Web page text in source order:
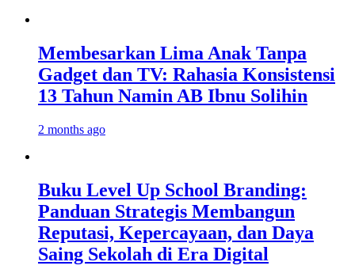
Membesarkan Lima Anak Tanpa
Gadget dan TV: Rahasia Konsistensi
13 Tahun Namin AB Ibnu Solihin
2 months ago
Buku Level Up School Branding:
Panduan Strategis Membangun
Reputasi, Kepercayaan, dan Daya
Saing Sekolah di Era Digital